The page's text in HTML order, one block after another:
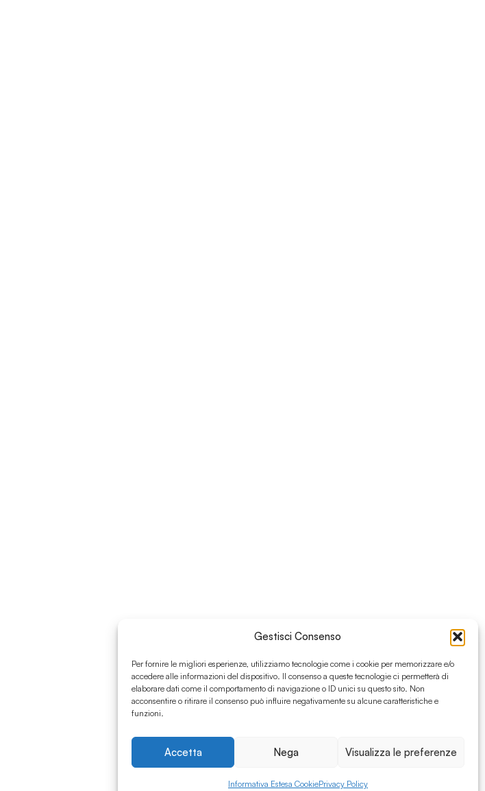
Gestisci Consenso
Per fornire le migliori esperienze, utilizziamo tecnologie come i cookie per memorizzare e/o
accedere alle informazioni del dispositivo. Il consenso a queste tecnologie ci permetterà di
elaborare dati come il comportamento di navigazione o ID unici su questo sito. Non
acconsentire o ritirare il consenso può influire negativamente su alcune caratteristiche e
funzioni.
Accetta Nega Visualizza le preferenze
Informativa Estesa CookiePrivacy Policy